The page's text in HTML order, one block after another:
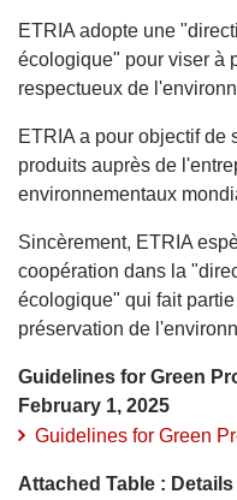
ETRIA adopte une
écologique" pour viser à
respectueux de
ETRIA a pour objectif de
produits auprès de
environnementaux
Sincèrement, ETRIA
coopération dans la
écologique" qui fait
préservation de
Guidelines for Green
February 1, 2025
Guidelines for Green
Attached Table :